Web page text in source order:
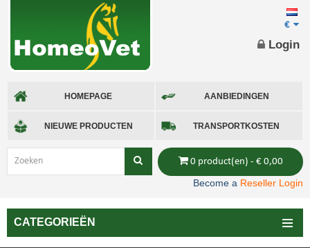
HOMEPAGE AANBIEDINGEN
NIEUWE PRODUCTEN TRANSPORTKOSTEN
€
0 product(en) - € 0,00
Login
Become a Reseller Login
CATEGORIEËN